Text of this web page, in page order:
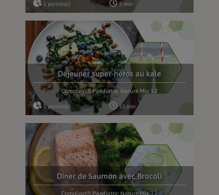
1 portion(s) 5 min
Déjeuner super-héros au kale
Compleat® Paediatric Nature Mix 1.2
1 portion(s) 15 min
Dîner de Saumon avec Brocoli
Compleat® Paediatric Nature Mix 1.2